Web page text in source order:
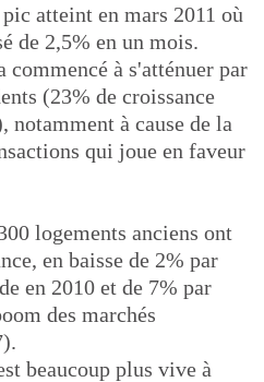
atteint en mars 2011 où
de 2,5% en un mois.
commencé à s'atténuer par
(23% de croissance
à cause de la
qui joue en faveur
logements anciens ont
en baisse de 2% par
en 2010 et de 7% par
des marchés
beaucoup plus vive à